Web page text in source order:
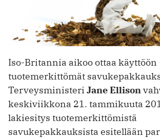
Iso-Britannia aikoo ottaa käyttöön
tuotemerkittömät
Terveysministeri Jane Ellison
keskiviikkona 21. tammikuuta
lakiesitys tuotemerkittömistä
savukepakkauksista esitellään